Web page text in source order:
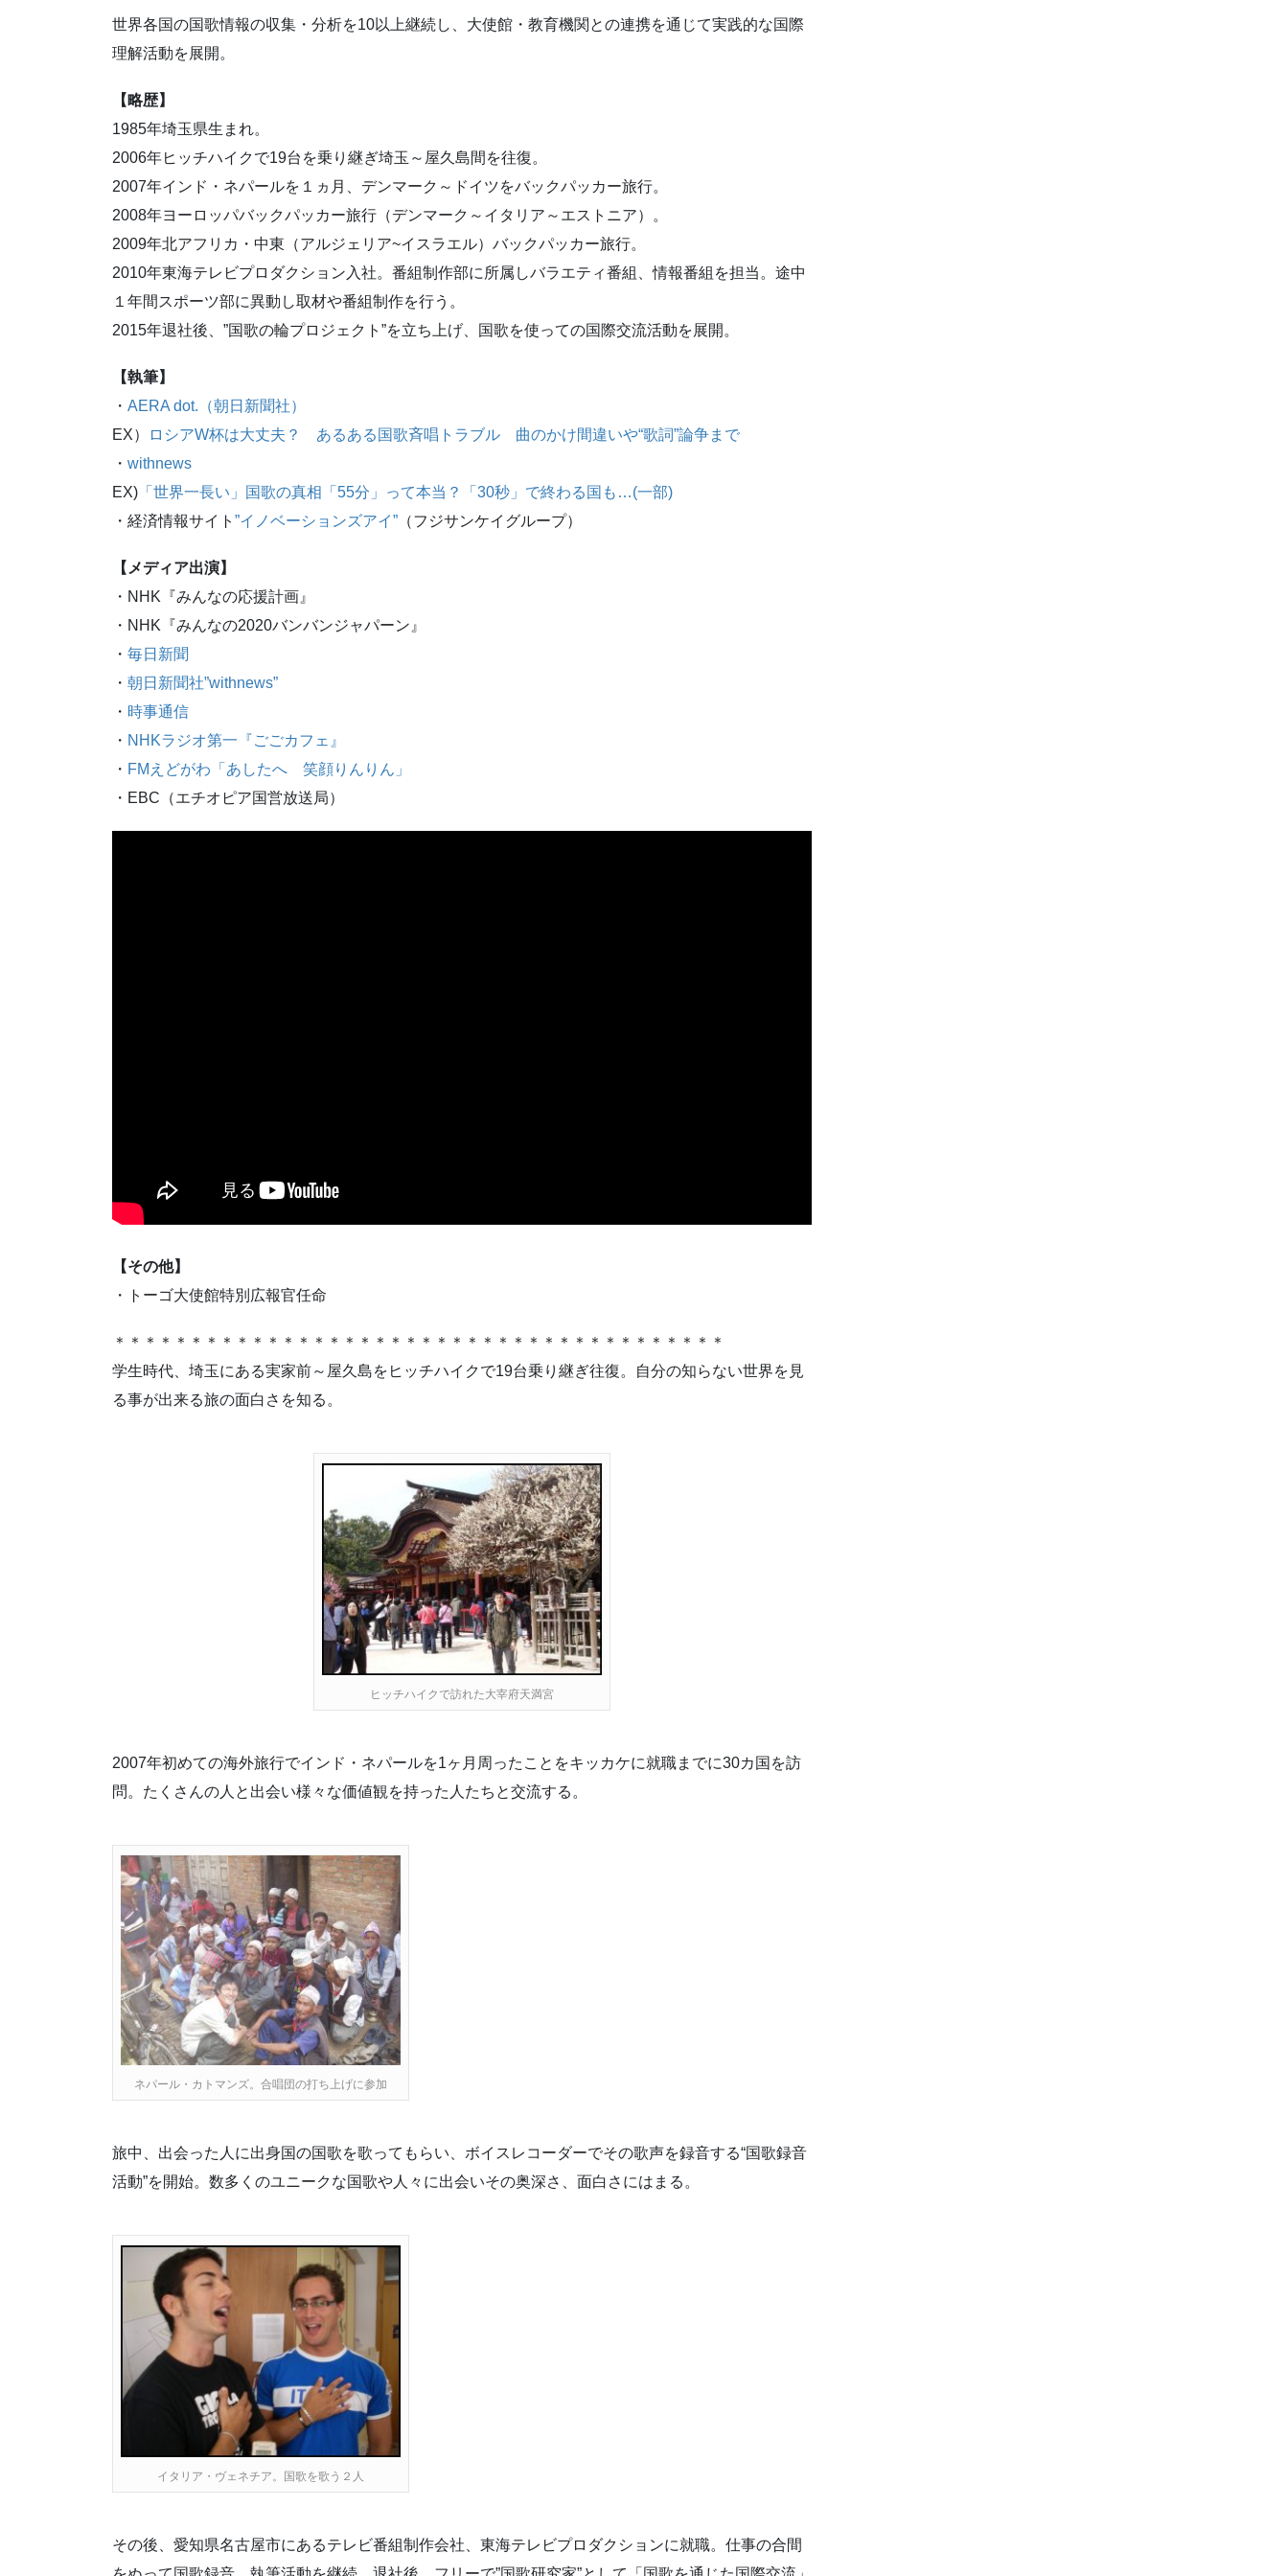
世界各国の国歌情報の収集・分析を10以上継続し、大使館・教育機関との連携を通じて実践的な国際
理解活動を展開。
【略歴】
1985年埼玉県生まれ。
2006年ヒッチハイクで19台を乗り継ぎ埼玉～屋久島間を往復。
2007年インド・ネパールを１ヵ月、デンマーク～ドイツをバックパッカー旅行。
2008年ヨーロッパバックパッカー旅行（デンマーク～イタリア～エストニア）。
2009年北アフリカ・中東（アルジェリア~イスラエル）バックパッカー旅行。
2010年東海テレビプロダクション入社。番組制作部に所属しバラエティ番組、情報番組を担当。途中
１年間スポーツ部に異動し取材や番組制作を行う。
2015年退社後、”国歌の輪プロジェクト”を立ち上げ、国歌を使っての国際交流活動を展開。
【執筆】
・ AERA dot.（朝日新聞社）
EX）
ロシアW杯は大丈夫？ あるある国歌斉唱トラブル 曲のかけ間違いや“歌詞”論争まで
・ withnews
EX) 「世界一長い」国歌の真相「55分」って本当？「30秒」で終わる国も…(一部)
・経済情報サイト ”イノベーションズアイ” （フジサンケイグループ）
【メディア出演】
・NHK『みんなの応援計画』
・NHK『みんなの2020バンバンジャパーン』
・ 毎日新聞
・ 朝日新聞社”withnews”
・ 時事通信
・ NHKラジオ第一『ごごカフェ』
・ FMえどがわ「あしたへ 笑顔りんりん」
・EBC（エチオピア国営放送局）
【その他】
・トーゴ大使館特別広報官任命
＊＊＊＊＊＊＊＊＊＊＊＊＊＊＊＊＊＊＊＊＊＊＊＊＊＊＊＊＊＊＊＊＊＊＊＊＊＊＊＊
学生時代、埼玉にある実家前～屋久島をヒッチハイクで19台乗り継ぎ往復。自分の知らない世界を見
る事が出来る旅の面白さを知る。
ヒッチハイクで訪れた大宰府天満宮
2007年初めての海外旅行でインド・ネパールを1ヶ月周ったことをキッカケに就職までに30カ国を訪
問。たくさんの人と出会い様々な価値観を持った人たちと交流する。
ネパール・カトマンズ。合唱団の打ち上げに参加
旅中、出会った人に出身国の国歌を歌ってもらい、ボイスレコーダーでその歌声を録音する“国歌録音
活動”を開始。数多くのユニークな国歌や人々に出会いその奥深さ、面白さにはまる。
イタリア・ヴェネチア。国歌を歌う２人
その後、愛知県名古屋市にあるテレビ番組制作会社、東海テレビプロダクションに就職。仕事の合間